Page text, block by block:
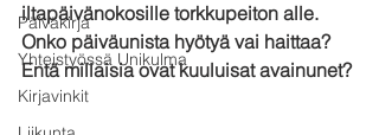
Päiväkirja
Yhteistyössä Unikulma
Kirjavinkit
iltapäivänokosille torkkupeiton alle.
Onko päiväunista hyötyä vai haittaa?
Entä millaisia ovat kuuluisat avainunet?